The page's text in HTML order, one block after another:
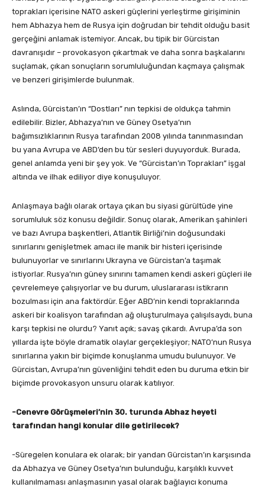
toprakları içerisine NATO askeri güçlerini yerleştirme girişiminin
hem Abhazya hem de Rusya için doğrudan bir tehdit olduğu basit
gerçeğini anlamak istemiyor. Ancak, bu tipik bir Gürcistan
davranışıdır – provokasyon çıkartmak ve daha sonra başkalarını
suçlamak, çıkan sonuçların sorumluluğundan kaçmaya çalışmak
ve benzeri girişimlerde bulunmak.
Aslında, Gürcistan’ın “Dostları” nın tepkisi de oldukça tahmin
edilebilir. Bizler, Abhazya’nın ve Güney Osetya’nın
bağımsızlıklarının Rusya tarafından 2008 yılında tanınmasından
bu yana Avrupa ve ABD’den bu tür sesleri duyuyorduk. Burada,
genel anlamda yeni bir şey yok. Ve “Gürcistan’ın Toprakları” işgal
altında ve ilhak ediliyor diye konuşuluyor.
Anlaşmaya bağlı olarak ortaya çıkan bu siyasi gürültüde yine
sorumluluk söz konusu değildir. Sonuç olarak, Amerikan şahinleri
ve bazı Avrupa başkentleri, Atlantik Birliği’nin doğusundaki
sınırlarını genişletmek amacı ile manik bir histeri içerisinde
bulunuyorlar ve sınırlarını Ukrayna ve Gürcistan’a taşımak
istiyorlar. Rusya’nın güney sınırını tamamen kendi askeri güçleri ile
çevrelemeye çalışıyorlar ve bu durum, uluslararası istikrarın
bozulması için ana faktördür. Eğer ABD’nin kendi topraklarında
askeri bir koalisyon tarafından ağ oluşturulmaya çalışılsaydı, buna
karşı tepkisi ne olurdu? Yanıt açık; savaş çıkardı. Avrupa’da son
yıllarda işte böyle dramatik olaylar gerçekleşiyor; NATO’nun Rusya
sınırlarına yakın bir biçimde konuşlanma umudu bulunuyor. Ve
Gürcistan, Avrupa’nın güvenliğini tehdit eden bu duruma etkin bir
biçimde provokasyon unsuru olarak katılıyor.
-Cenevre Görüşmeleri’nin 30. turunda Abhaz heyeti
tarafından hangi konular dile getirilecek?
-Süregelen konulara ek olarak; bir yandan Gürcistan’ın karşısında
da Abhazya ve Güney Osetya’nın bulunduğu, karşılıklı kuvvet
kullanılmaması anlaşmasının yasal olarak bağlayıcı konuma